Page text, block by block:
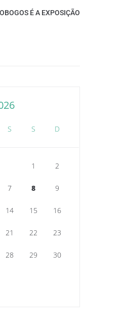
É A EXPOSIÇÃO
S S D
1 2
7 8 9
14 15 16
21 22 23
28 29 30